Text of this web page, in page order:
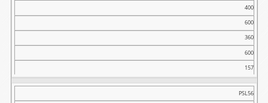
400
600
360
600
157
PSL56